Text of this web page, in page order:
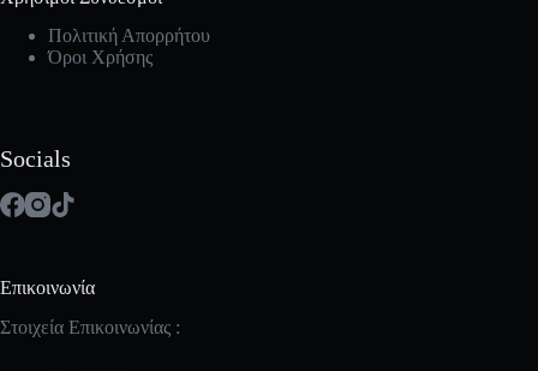
Πολιτική Απορρήτου
Όροι Χρήσης
Socials
Επικοινωνία
Στοιχεία Επικοινωνίας :